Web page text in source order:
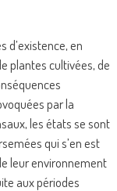
d’existence, en
plantes cultivées, de
par la
les états se sont
qui s’en est
leur environnement
aux périodes